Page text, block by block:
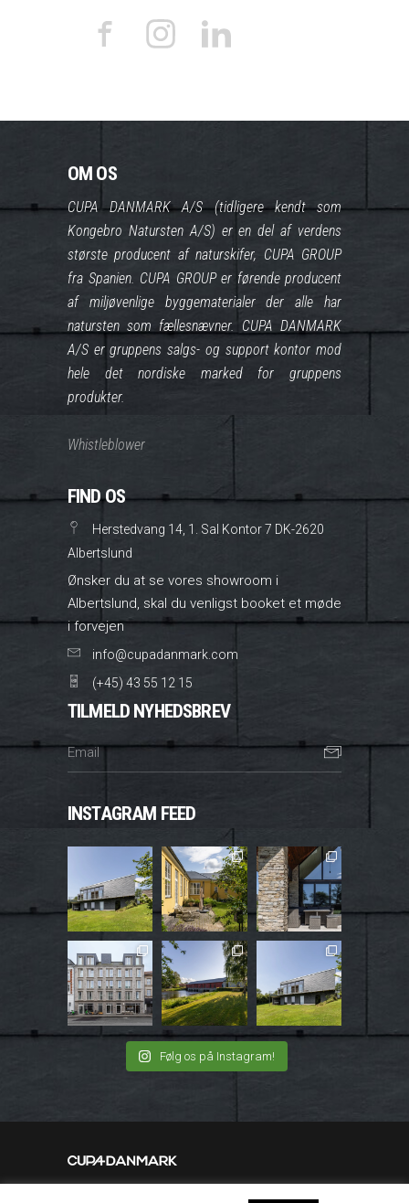
OM OS
CUPA DANMARK A/S (tidligere kendt som
Kongebro Natursten A/S) er en del af verdens
største producent af naturskifer, CUPA GROUP
fra Spanien. CUPA GROUP er førende producent
af miljøvenlige byggematerialer der alle har
natursten som fællesnævner. CUPA DANMARK
A/S er gruppens salgs- og support kontor mod
hele det nordiske marked for gruppens
produkter.
Whistleblower
FIND OS
Herstedvang 14, 1. Sal Kontor 7 DK-2620
Albertslund
Ønsker du at se vores showroom i
Albertslund, skal du venligst booket et møde
i forvejen
info@cupadanmark.com
(+45) 43 55 12 15
TILMELD NYHEDSBREV
INSTAGRAM FEED
Følg os på Instagram!